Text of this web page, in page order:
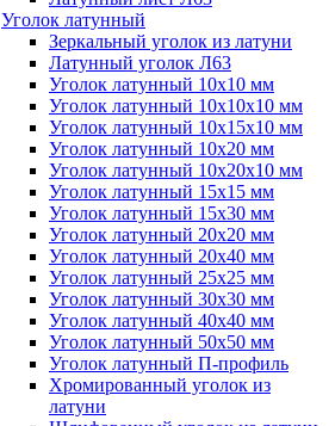
Уголок латунный
Зеркальный уголок из латуни
Латунный уголок Л63
Уголок латунный 10x10 мм
Уголок латунный 10x10x10 мм
Уголок латунный 10x15x10 мм
Уголок латунный 10x20 мм
Уголок латунный 10x20x10 мм
Уголок латунный 15x15 мм
Уголок латунный 15x30 мм
Уголок латунный 20x20 мм
Уголок латунный 20x40 мм
Уголок латунный 25x25 мм
Уголок латунный 30x30 мм
Уголок латунный 40x40 мм
Уголок латунный 50x50 мм
Уголок латунный П-профиль
Хромированный уголок из
латуни